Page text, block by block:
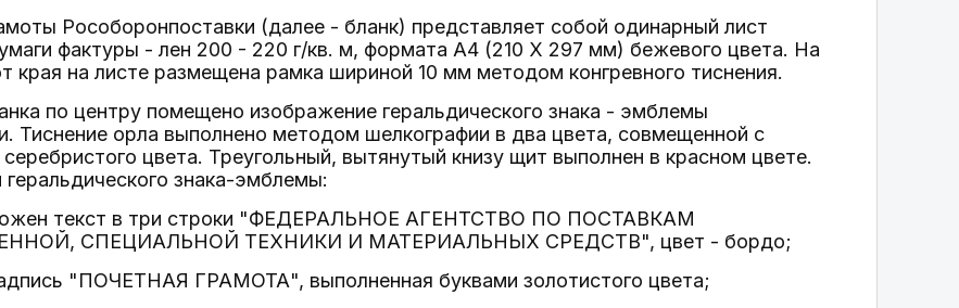
Рособоронпоставки (далее - бланк) представляет собой одинарный лист
фактуры - лен 200 - 220 г/кв. м, формата A4 (210 X 297 мм) бежевого цвета. На
края на листе размещена рамка шириной 10 мм методом конгревного тиснения.
по центру помещено изображение геральдического знака - эмблемы
Тиснение орла выполнено методом шелкографии в два цвета, совмещенной с
цвета. Треугольный, вытянутый книзу щит выполнен в красном цвете.
знака-эмблемы:
текст в три строки "ФЕДЕРАЛЬНОЕ АГЕНТСТВО ПО ПОСТАВКАМ
СПЕЦИАЛЬНОЙ ТЕХНИКИ И МАТЕРИАЛЬНЫХ СРЕДСТВ", цвет - бордо;
"ПОЧЕТНАЯ ГРАМОТА", выполненная буквами золотистого цвета;